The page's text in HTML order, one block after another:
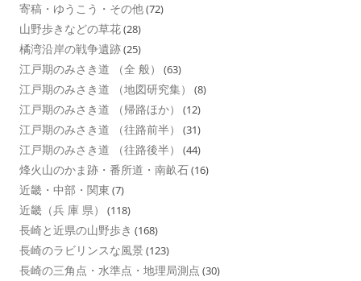
寄稿・ゆうこう・その他(72)
山野歩きなどの草花(28)
橘湾沿岸の戦争遺跡(25)
江戸期のみさき道 （全 般） (63)
江戸期のみさき道 （地図研究集） (8)
江戸期のみさき道 （帰路ほか） (12)
江戸期のみさき道 （往路前半） (31)
江戸期のみさき道 （往路後半） (44)
烽火山のかま跡・番所道・南畝石(16)
近畿・中部・関東 (7)
近畿（兵 庫 県） (118)
長崎と近県の山野歩き (168)
長崎のラビリンスな風景 (123)
長崎の三角点・水準点・地理局測点 (30)